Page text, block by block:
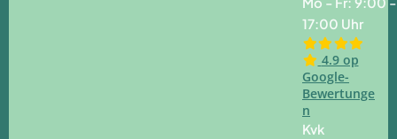
17:00 Uhr
4.9 op
Google-
Bewertunge
n
Kvk